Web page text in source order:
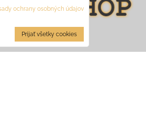
René Terem - JagerShop
ochrany osobných údajov
Prijať všetky cookies